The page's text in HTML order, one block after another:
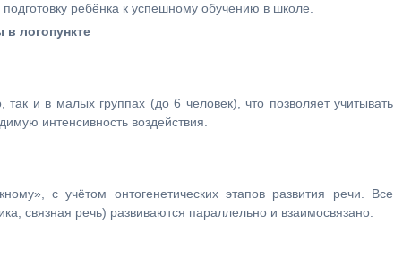
ребёнка к успешному обучению в школе.
логопункте
так и в малых группах (до 6 человек), что позволяет учитывать
интенсивность воздействия.
с учётом онтогенетических этапов развития речи. Все
связная речь) развиваются параллельно и взаимосвязано.